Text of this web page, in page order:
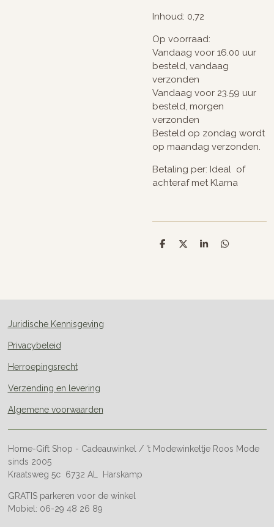
Inhoud: 0,72
Op voorraad:
Vandaag voor 16.00 uur
besteld, vandaag
verzonden
Vandaag voor 23.59 uur
besteld, morgen
verzonden
Besteld op zondag wordt
op maandag verzonden.
Betaling per: Ideal of
achteraf met Klarna
D
D
S
D
Juridische Kennisgeving
Privacybeleid
Herroepingsrecht
Verzending en levering
Algemene voorwaarden
Home-Gift Shop - Cadeauwinkel / 't Modewinkeltje Roos Mode
sinds 2005
Kraatsweg 5c 6732 AL Harskamp
GRATIS parkeren voor de winkel
Mobiel: 06-29 48 26 89